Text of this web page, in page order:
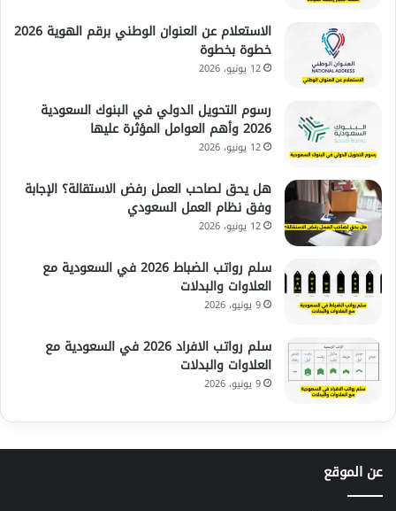
الاستعلام عن العنوان الوطني برقم الهوية 2026
خطوة بخطوة
12 يونيو، 2026
رسوم التحويل الدولي في البنوك السعودية
2026 وأهم العوامل المؤثرة عليها
12 يونيو، 2026
هل يحق لصاحب العمل رفض الاستقالة؟ الإجابة
وفق نظام العمل السعودي
12 يونيو، 2026
سلم رواتب الضباط 2026 في السعودية مع
العلاوات والبدلات
9 يونيو، 2026
سلم رواتب الافراد 2026 في السعودية مع
العلاوات والبدلات
9 يونيو، 2026
عن الموقع